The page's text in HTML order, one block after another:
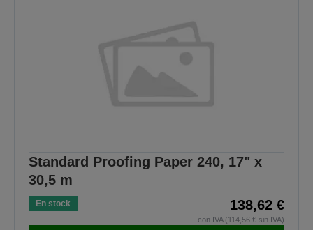
Standard Proofing Paper 240, 17" x
30,5 m
En stock 138,62 €
con IVA (114,56 € sin IVA)